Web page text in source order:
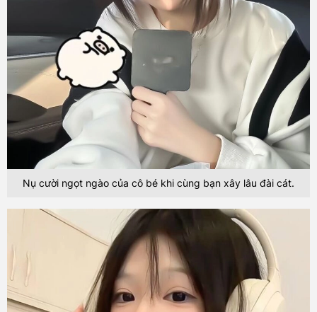
Nụ cười ngọt ngào của cô bé khi cùng bạn xây lâu đài cát.